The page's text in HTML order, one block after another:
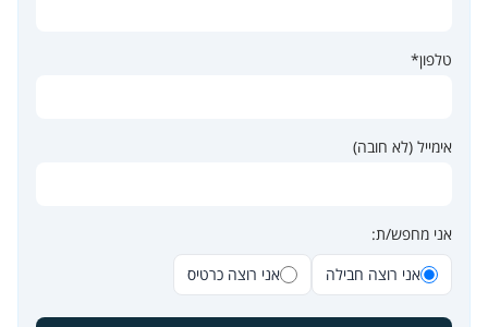
טלפון*
אימייל (לא חובה)
אני מחפש/ת:
אני רוצה חבילה
אני רוצה כרטיס